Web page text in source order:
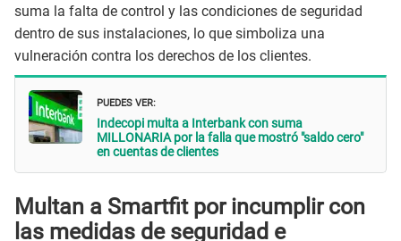
suma la falta de control y las condiciones de seguridad
dentro de sus instalaciones, lo que simboliza una
vulneración contra los derechos de los clientes.
PUEDES VER:
Indecopi multa a Interbank con suma
MILLONARIA por la falla que mostró "saldo cero"
en cuentas de clientes
Multan a Smartfit por incumplir con
las medidas de seguridad e